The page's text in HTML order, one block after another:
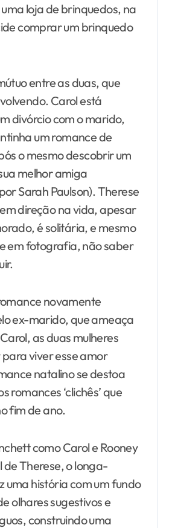
loja de brinquedos, na
comprar um brinquedo
entre as duas, que
Carol está
divórcio com o marido,
um romance de
o mesmo descobrir um
melhor amiga
Sarah Paulson). Therese
direção na vida, apesar
é solitária, e mesmo
em fotografia, não saber
novamente
ex-marido, que ameaça
as duas mulheres
viver esse amor
natalino se destoa
romances ‘clichês’ que
fim de ano.
como Carol e Rooney
Therese, o longa-
uma história com um fundo
olhares sugestivos e
construindo uma